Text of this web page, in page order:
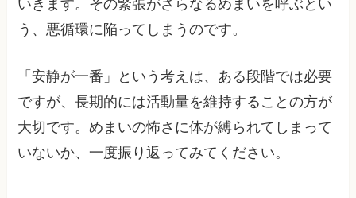
いきます。その緊張がさらなるめまいを呼ぶとい
う、悪循環に陥ってしまうのです。
「安静が一番」という考えは、ある段階では必要
ですが、長期的には活動量を維持することの方が
大切です。めまいの怖さに体が縛られてしまって
いないか、一度振り返ってみてください。